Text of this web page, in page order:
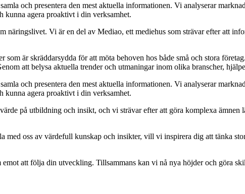
och presentera den mest aktuella informationen. Vi analyserar
agera proaktivt i din verksamhet.
Vi är en del av Mediao, ett mediehus som strävar efter att
är skräddarsydda för att möta behoven hos både små och stora
att belysa aktuella trender och utmaningar inom olika branscher,
och presentera den mest aktuella informationen. Vi analyserar
agera proaktivt i din verksamhet.
på utbildning och insikt, och vi strävar efter att göra komplexa
med oss av värdefull kunskap och insikter, vill vi inspirera dig att tänka
att följa din utveckling. Tillsammans kan vi nå nya höjder och göra